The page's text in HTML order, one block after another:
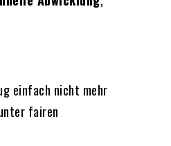
einfach nicht mehr
fairen